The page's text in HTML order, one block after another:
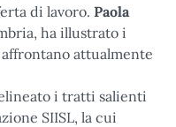
di lavoro. Paola
ha illustrato i
attualmente
i tratti salienti
SIISL, la cui